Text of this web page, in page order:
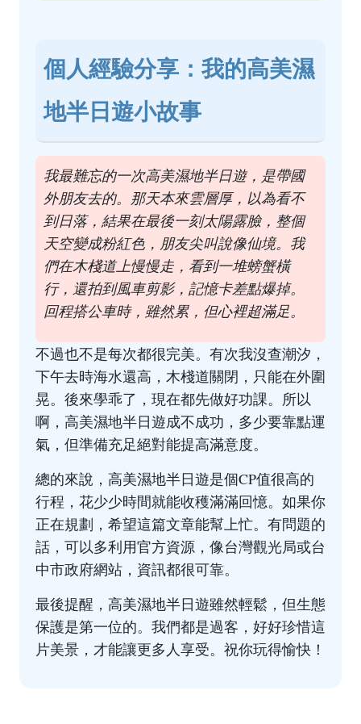
個人經驗分享：我的高美濕
地半日遊小故事
我最難忘的一次高美濕地半日遊，是帶國
外朋友去的。那天本來雲層厚，以為看不
到日落，結果在最後一刻太陽露臉，整個
天空變成粉紅色，朋友尖叫說像仙境。我
們在木棧道上慢慢走，看到一堆螃蟹橫
行，還拍到風車剪影，記憶卡差點爆掉。
回程搭公車時，雖然累，但心裡超滿足。
不過也不是每次都很完美。有次我沒查潮汐，
下午去時海水還高，木棧道關閉，只能在外圍
晃。後來學乖了，現在都先做好功課。所以
啊，高美濕地半日遊成不成功，多少要靠點運
氣，但準備充足絕對能提高滿意度。
總的來說，高美濕地半日遊是個CP值很高的
行程，花少少時間就能收穫滿滿回憶。如果你
正在規劃，希望這篇文章能幫上忙。有問題的
話，可以多利用官方資源，像台灣觀光局或台
中市政府網站，資訊都很可靠。
最後提醒，高美濕地半日遊雖然輕鬆，但生態
保護是第一位的。我們都是過客，好好珍惜這
片美景，才能讓更多人享受。祝你玩得愉快！